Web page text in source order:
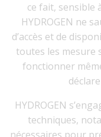
ce fait, sensible
HYDROGEN ne
d’accès et de
toutes les mesure
fonctionner
HYDROGEN
techniques,